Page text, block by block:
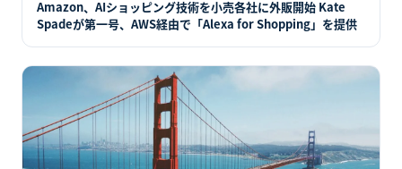
Amazon、AIショッピング技術を小売各社に外販開始 Kate
Spadeが第一号、AWS経由で「Alexa for Shopping」を提供